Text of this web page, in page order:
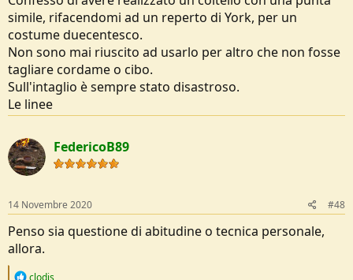
simile, rifacendomi ad un reperto di York, per un
costume duecentesco.
Non sono mai riuscito ad usarlo per altro che non fosse
tagliare cordame o cibo.
Sull'intaglio è sempre stato disastroso.
Le linee
FedericoB89
14 Novembre 2020 #48
Penso sia questione di abitudine o tecnica personale,
allora.
R
clodis